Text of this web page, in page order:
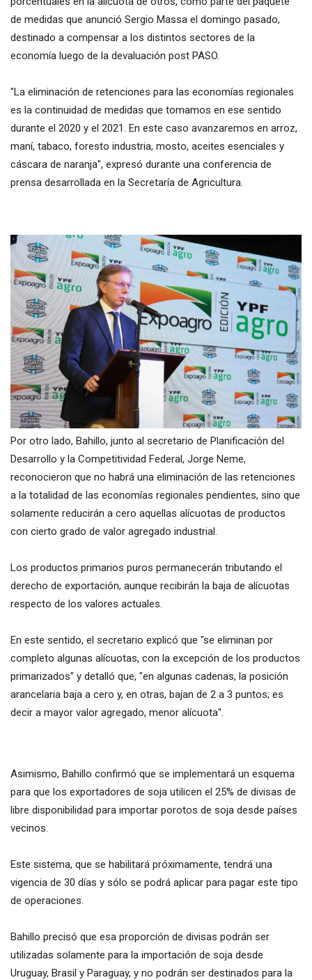
de medidas que anunció Sergio Massa el domingo pasado,
destinado a compensar a los distintos sectores de la
economía luego de la devaluación post PASO.
"La eliminación de retenciones para las economías regionales
es la continuidad de medidas que tomamos en ese sentido
durante el 2020 y el 2021. En este caso avanzaremos en arroz,
maní, tabaco, foresto industria, mosto, aceites esenciales y
cáscara de naranja", expresó durante una conferencia de
prensa desarrollada en la Secretaría de Agricultura.
Por otro lado, Bahillo, junto al secretario de Planificación del
Desarrollo y la Competitividad Federal, Jorge Neme,
reconocieron que no habrá una eliminación de las retenciones
a la totalidad de las economías regionales pendientes, sino que
solamente reducirán a cero aquellas alícuotas de productos
con cierto grado de valor agregado industrial.
Los productos primarios puros permanecerán tributando el
derecho de exportación, aunque recibirán la baja de alícuotas
respecto de los valores actuales.
En este sentido, el secretario explicó que "se eliminan por
completo algunas alícuotas, con la excepción de los productos
primarizados" y detalló que, "en algunas cadenas, la posición
arancelaria baja a cero y, en otras, bajan de 2 a 3 puntos; es
decir a mayor valor agregado, menor alícuota".
Asimismo, Bahillo confirmó que se implementará un esquema
para que los exportadores de soja utilicen el 25% de divisas de
libre disponibilidad para importar porotos de soja desde países
vecinos.
Este sistema, que se habilitará próximamente, tendrá una
vigencia de 30 días y sólo se podrá aplicar para pagar este tipo
de operaciones.
Bahillo precisó que esa proporción de divisas podrán ser
utilizadas solamente para la importación de soja desde
Uruguay, Brasil y Paraguay, y no podrán ser destinados para la